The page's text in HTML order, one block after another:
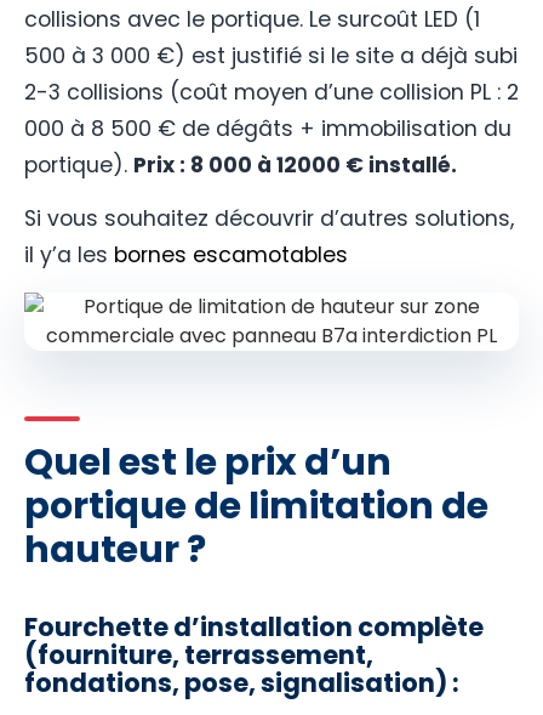
collisions avec le portique. Le surcoût LED (1
500 à 3 000 €) est justifié si le site a déjà subi
2-3 collisions (coût moyen d’une collision PL : 2
000 à 8 500 € de dégâts + immobilisation du
portique). Prix : 8 000 à 12000 € installé.
Si vous souhaitez découvrir d’autres solutions,
il y’a les bornes escamotables
Quel est le prix d’un
portique de limitation de
hauteur ?
Fourchette d’installation complète
(fourniture, terrassement,
fondations, pose, signalisation) :